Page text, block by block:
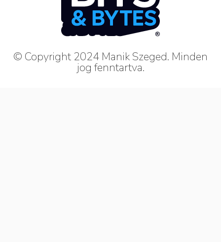
© Copyright 2024 Manik Szeged. Minden
jog fenntartva.